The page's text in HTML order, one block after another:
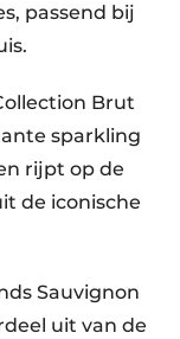
passend bij
Brut
sparkling
rijpt op de
de iconische
Sauvignon
uit van de